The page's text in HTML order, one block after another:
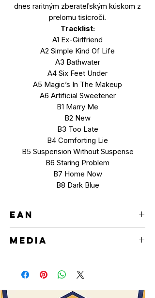
dnes raritným zberateľským kúskom z
prelomu tisícročí.
Tracklist:
A1 Ex-Girlfriend
A2 Simple Kind Of Life
A3 Bathwater
A4 Six Feet Under
A5 Magic’s In The Makeup
A6 Artificial Sweetener
B1 Marry Me
B2 New
B3 Too Late
B4 Comforting Lie
B5 Suspension Without Suspense
B6 Staring Problem
B7 Home Now
B8 Dark Blue
EAN
MEDIA